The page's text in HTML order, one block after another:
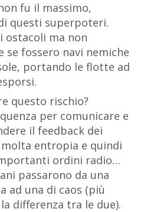
fu il massimo,
questi superpoteri.
ostacoli ma non
se fossero navi nemiche
portando le flotte ad
questo rischio?
per comunicare e
il feedback dei
entropia e quindi
ordini radio…
passarono da una
ad una di caos (più
differenza tra le due).